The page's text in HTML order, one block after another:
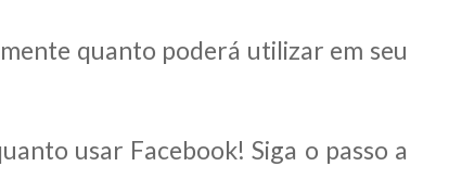
quanto poderá utilizar em seu
usar Facebook! Siga o passo a